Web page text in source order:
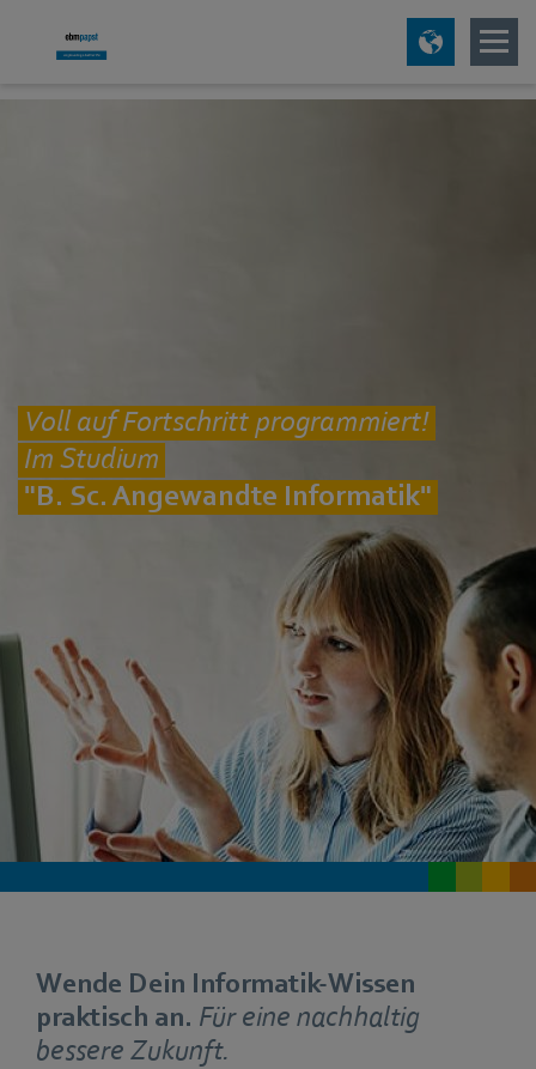
Voll auf Fortschritt programmiert!
Im Studium
"B. Sc. Angewandte Informatik"
Wende Dein Informatik-Wissen
praktisch an. Für eine nachhaltig
bessere Zukunft.